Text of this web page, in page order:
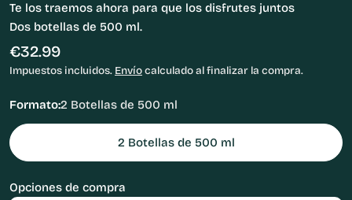
Te los traemos ahora para que los disfrutes juntos
Dos botellas de 500 ml.
Precio
habitual
€32.99
Impuestos incluidos. Envíocalculado al finalizar la compra.
Formato:2 Botellas de 500 ml
2 Botellas de 500 ml
Opciones de compra